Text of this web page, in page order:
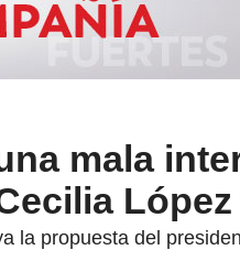
mala
López
la propuesta del